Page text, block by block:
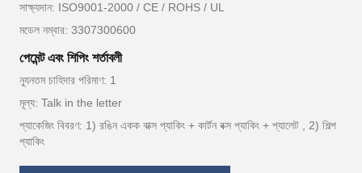
সাক্ষ্যদান: ISO9001-2000 / CE / ROHS / UL
মডেল নম্বার: 3307300600
পেমেন্ট এবং শিপিং শর্তাবলী
ন্যূনতম চাহিদার পরিমাণ: 1
মূল্য: Talk in the letter
প্যাকেজিং বিবরণ: 1) রঙিন একক বাক্স প্যাকিং + কার্টন বক্স প্যাকিং + প্যালেট , 2) শিল্প
প্যাকিং